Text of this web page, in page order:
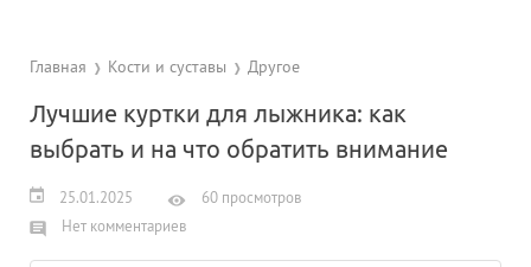
Главная Кости и суставы Другое
Лучшие куртки для лыжника: как
выбрать и на что обратить внимание
25.01.2025
60 просмотров
Нет комментариев